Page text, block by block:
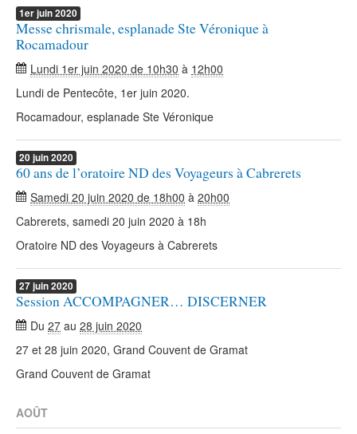
1erjuin2020
Messe chrismale, esplanade Ste Véronique à
Rocamadour
Lundi 1er juin 2020 de 10h30 à 12h00
Lundi de Pentecôte, 1er juin 2020.
Rocamadour, esplanade Ste Véronique
20 juin2020
60 ans de l’oratoire ND des Voyageurs à Cabrerets
Samedi 20 juin 2020 de 18h00 à 20h00
Cabrerets, samedi 20 juin 2020 à 18h
Oratoire ND des Voyageurs à Cabrerets
27juin2020
Session ACCOMPAGNER… DISCERNER
Du 27 au 28 juin 2020
27 et 28 juin 2020, Grand Couvent de Gramat
Grand Couvent de Gramat
AOÛT